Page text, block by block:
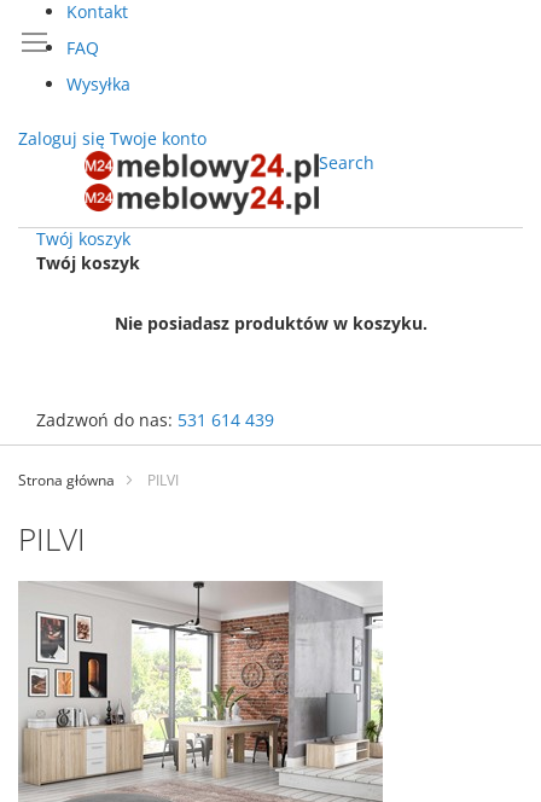
Kontakt
FAQ
Wysyłka
Zaloguj się Twoje konto
Search
Twój koszyk
Twój koszyk
Nie posiadasz produktów w koszyku.
Zadzwoń do nas: 531 614 439
Przejdź
treści
Strona główna PILVI
PILVI